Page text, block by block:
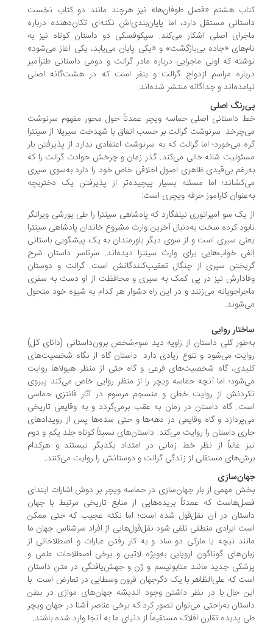
هشتم «فصل طوفان‌ها» نیز هرچند مانند دو کتاب نخست
مستقل دارد، اما پایان‌بندی‌اش نکته‌ای تکان‌دهنده درباره‌
اصلی آشکار می‌کند. سپکوفسکی دو داستان کوتاه نیز به
«جاده‌ بی‌بازگشت» و «یکی پایان می‌یابد، یکی آغاز می‌شود»
که اولی ماجرایی درباره‌ مادر گرالت و دومی داستانی طنزآمیز
مراسم ازدواج گرالت و ینفر است که در هشت‌گانه‌ اصلی
و جداگانه منتشر شده‌اند.
اصلی
داستانی اصلی حماسه‌ ویچر عمدتاً حول محور مفهوم سرنوشت
سرنوشت گرالت بر حسب اتفاق با شهدخت سیریلا از سینترا
می‌خورد؛ اما گرالت که به سرنوشت اعتقادی ندارد از پذیرفتن بار
شانه خالی می‌کند. گذر زمان و چرخش حوادث گرالت را که
بی‌قیدی ظاهری اصول اخلاقی خاص خود را دارد به‌سوی سیری
اما مسئله بسیار پیچیده‌تر از پذیرفتن یک دختربچه
کارآموز حرفه‌ ویچری است:
یک سو امپراتوری نیلفگارد که پادشاهی سینترا را طی یورشی ویرانگر
کرده سخت به‌دنبال آخرین وارث مشروع خاندان پادشاهی سینترا
سیری است و از سوی دیگر باورمندان به یک پیشگویی باستانی
خواب‌هایی برای وارث سینترا دیده‌اند. سرتاسر داستان شرح
سیری از چنگال تعقیب‌کنندگانش است. گرالت و دوستان
نیز در پی کمک به سیری و محافظت از او دست به سفری
می‌زنند و در این راه دشوار هر کدام به شیوه‌ خود متحول
روایی
کلی داستان از زاویه‌ دید سوم‌شخص برون‌داستانی (دانای کل)
می‌شود و تنوع زیادی دارد. داستان گاه از نگاه شخصیت‌های
گاه شخصیت‌های فرعی و گاه حتی از منظر هیولاها روایت
اما آنچه حماسه‌ ویچر را از منظر روایی خاص می‌کند پیروی
از روایت خطی و منسجم مرسوم در آثار فانتزی حماسی
گاه داستان در زمان به عقب برمی‌گردد و به وقایعی تاریخی
و گاه وقایعی در دهه‌ها و حتی سده‌ها پس از رویدادهای
داستان را روایت می‌کند. داستان‌های نسبتاً کوتاه جلد یکم و دوم
غالباً از نظر خط زمانی در امتداد یکدیگر نیستند و هرکدام
مستقلی از زندگی گرالت و دوستانش را روایت می‌کنند.
مهمی از بار جهان‌سازی در حماسه‌ ویچر بر دوش اشارات ابتدای
که عمدتاً بریده‌هایی از منابع تاریخی مرتبط با جهان
در آن نقل‌قول شده است؛ اما نکته‌ عجیب که حتی ممکن
ایرادی منطقی تلقی شود نقل‌قول‌هایی از افراد سرشناس جهان ما
نیچه یا مارکی دو ساد و به کار رفتن عبارات و اصطلاحاتی از
گوناگون اروپایی به‌ویژه لاتین و برخی اصطلاحات علمی و
جدید مانند متابولیسم و ژن و جهش‌یافتگی در متن داستان
که علی‌الظاهر با یک دگرجهان قرون وسطایی در تعارض است. با
حال با در نظر داشتن وجود اندیشه‌ جهان‌های موازی در بطن
به‌راحتی می‌توان تصور کرد که برخی عناصر آشنا در جهان ویچر
پدیده‌ تقارن افلاک مستقیماً از دنیای ما به آنجا وارد شده باشند.